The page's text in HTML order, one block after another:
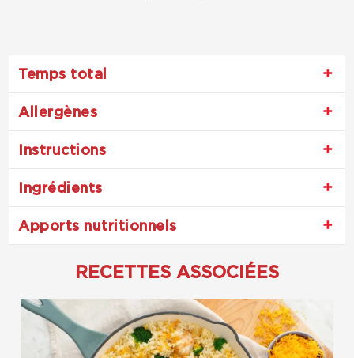
Temps total
Allergènes
Instructions
Ingrédients
Apports nutritionnels
RECETTES ASSOCIÉES